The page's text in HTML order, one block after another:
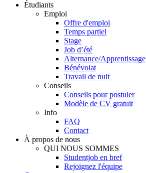
Étudiants
Emploi
Offre d'emploi
Temps partiel
Stage
Job d’été
Alternance/Apprentissage
Bénévolat
Travail de nuit
Conseils
Conseils pour postuler
Modèle de CV gratuit
Info
FAQ
Contact
À propos de nous
QUI NOUS SOMMES
Studentjob en bref
Rejoignez l'équipe